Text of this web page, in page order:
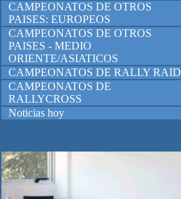
CAMPEONATOS DE OTROS
PAISES: EUROPEOS
CAMPEONATOS DE OTROS
PAISES - MEDIO
ORIENTE/ASIATICOS
CAMPEONATOS DE RALLY RAID
CAMPEONATOS DE
RALLYCROSS
Noticias hoy